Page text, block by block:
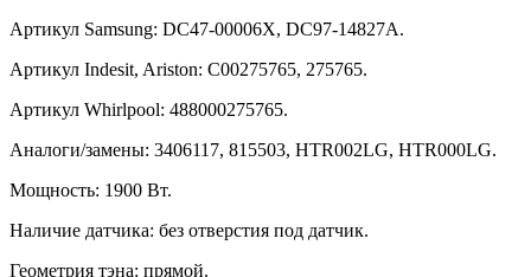
Артикул Samsung: DC47-00006X, DC97-14827A.
Артикул Indesit, Ariston: C00275765, 275765.
Артикул Whirlpool: 488000275765.
Аналоги/замены: 3406117, 815503, HTR002LG, HTR000LG.
Мощность: 1900 Вт.
Наличие датчика: без отверстия под датчик.
Геометрия тэна: прямой.